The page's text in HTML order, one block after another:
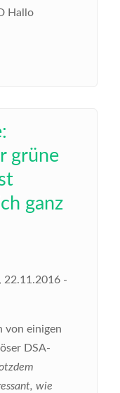
Hallo
grüne
ganz
22.11.2016 -
von einigen
DSA-
wie